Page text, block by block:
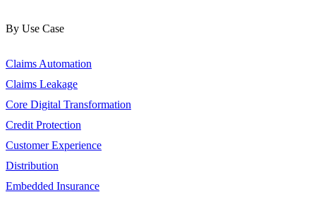
By Use Case
Claims Automation
Claims Leakage
Core Digital Transformation
Credit Protection
Customer Experience
Distribution
Embedded Insurance